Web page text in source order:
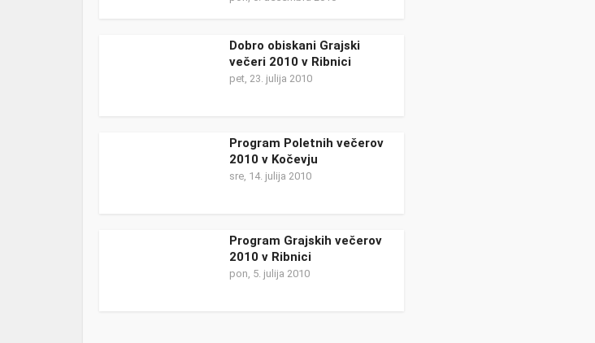
Dobro obiskani Grajski
večeri 2010 v Ribnici
pet, 23. julija 2010
Program Poletnih večerov
2010 v Kočevju
sre, 14. julija 2010
Program Grajskih večerov
2010 v Ribnici
pon, 5. julija 2010